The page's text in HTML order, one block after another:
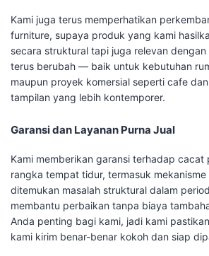
Kami juga terus memperhatikan
furniture, supaya produk yang kami
secara struktural tapi juga relevan
terus berubah — baik untuk kebutuhan
maupun proyek komersial seperti cafe
tampilan yang lebih kontemporer.
Garansi dan Layanan Purna Jual
Kami memberikan garansi terhadap cacat
rangka tempat tidur, termasuk mekanisme
ditemukan masalah struktural dalam
membantu perbaikan tanpa biaya
Anda penting bagi kami, jadi kami
kami kirim benar-benar kokoh dan siap